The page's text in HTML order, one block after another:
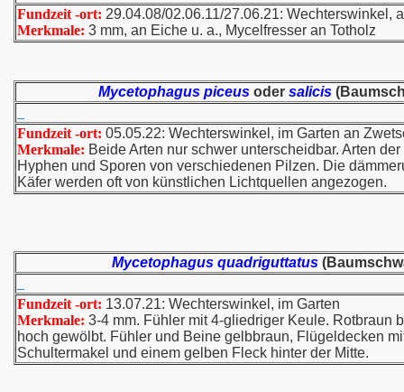
Fundzeit -ort: 29.04.08/02.06.11/27.06.21: Wechterswinkel,
Merkmale: 3 mm, an Eiche u. a., Mycelfresser an Totholz
Mycetophagus piceusoder salicis
Fundzeit -ort: 05.05.22: Wechterswinkel, im Garten an
Merkmale: Beide Arten nur schwer unterscheidbar. Arten
Hyphen und Sporen von verschiedenen Pilzen. Die
Käfer werden oft von künstlichen Lichtquellen angezogen.
Mycetophagus quadriguttatus
Fundzeit -ort: 13.07.21: Wechterswinkel, im Garten
Merkmale: 3-4 mm. Fühler mit 4-gliedriger Keule. Rotbraun
hoch gewölbt. Fühler und Beine gelbbraun, Flügeldecken
Schultermakel und einem gelben Fleck hinter der Mitte.